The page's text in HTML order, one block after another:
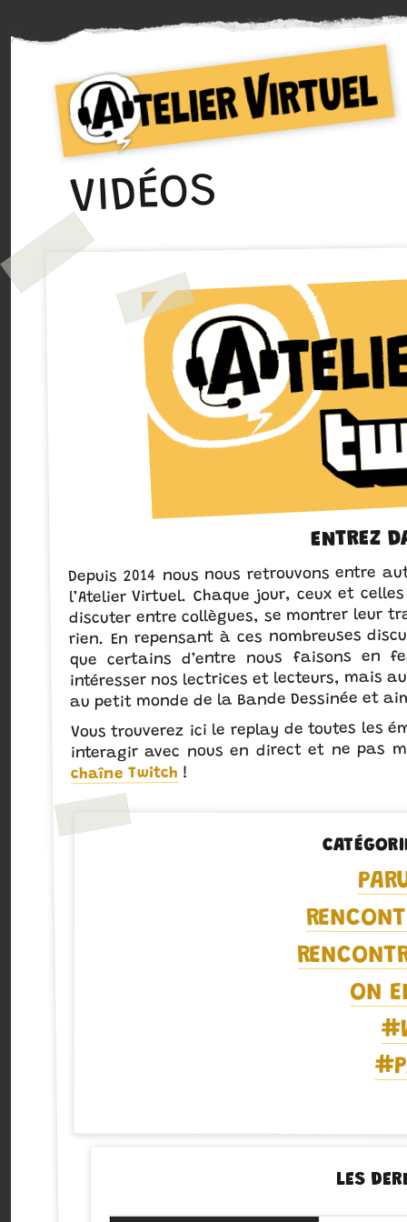
Atelier Virtuel
Collectif d'auteurs de Bande dessinée
VIDÉOS
ENTREZ
Depuis 2014 nous nous retrouvons entre
l’Atelier Virtuel. Chaque jour, ceux et
discuter entre collègues, se montrer leur
rien. En repensant à ces nombreuses
que certains d’entre nous faisons en
intéresser nos lectrices et lecteurs, mais
au petit monde de la Bande Dessinée et
Vous trouverez ici le replay de toutes les
interagir avec nous en direct et ne pas
chaîne Twitch !
ON
LES